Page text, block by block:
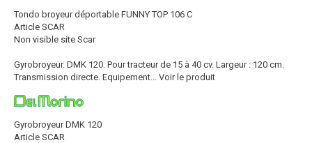
Tondo broyeur déportable FUNNY TOP 106 C
Article SCAR
Non visible site Scar
Gyrobroyeur. DMK 120. Pour tracteur de 15 à 40 cv. Largeur : 120 cm.
Transmission directe. Equipement...
Voir le produit
Gyrobroyeur DMK 120
Article SCAR